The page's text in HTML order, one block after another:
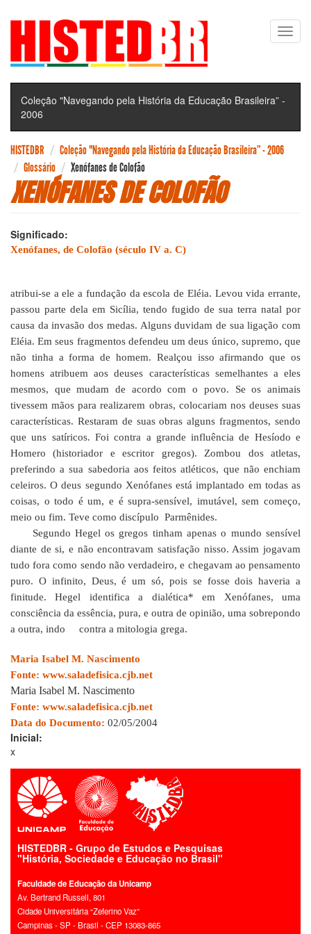
Pular
conteúdo
Coleção "Navegando pela História da Educação Brasileira” -
2006
HISTEDBR
Coleção "Navegando pela História da Educação Brasileira” - 2006
Glossário
Xenófanes de Colofão
XENÓFANES DE COLOFÃO
Significado:
Xenófanes, de Colofão (século IV a. C)
atribui-se a ele a fundação da escola de Eléia. Levou vida errante,
passou parte dela em Sicília, tendo fugido de sua terra natal por
causa da invasão dos medas. Alguns duvidam de sua ligação com
Eléia. Em seus fragmentos defendeu um deus único, supremo, que
não tinha a forma de homem. Realçou isso afirmando que os
homens atribuem aos deuses características semelhantes a eles
mesmos, que mudam de acordo com o povo. Se os animais
tivessem mãos para realizarem obras, colocariam nos deuses suas
características. Restaram de suas obras alguns fragmentos, sendo
que uns satíricos. Foi contra a grande influência de Hesíodo e
Homero (historiador e escritor gregos). Zombou dos atletas,
preferindo a sua sabedoria aos feitos atléticos, que não enchiam
celeiros. O deus segundo Xenófanes está implantado em todas as
coisas, o todo é um, e é supra-sensível, imutável, sem começo,
meio ou fim. Teve como discípulo Parmênides.
Segundo Hegel os gregos tinham apenas o mundo sensível
diante de si, e não encontravam satisfação nisso. Assim jogavam
tudo fora como sendo não verdadeiro, e chegavam ao pensamento
puro. O infinito, Deus, é um só, pois se fosse dois haveria a
finitude. Hegel identifica a dialética* em Xenófanes, uma
consciência da essência, pura, e outra de opinião, uma sobrepondo
a outra, indo contra a mitologia grega.
Maria Isabel M. Nascimento
Fonte: www.saladefisica.cjb.net
Maria Isabel M. Nascimento
Fonte: www.saladefisica.cjb.net
Data do Documento: 02/05/2004
Inicial:
x
HISTEDBR - Grupo de Estudos e Pesquisas
"História, Sociedade e Educação no Brasil"
Faculdade de Educação da Unicamp
Av. Bertrand Russell, 801
Cidade Universitária “Zeferino Vaz”
Campinas - SP - Brasil - CEP 13083-865